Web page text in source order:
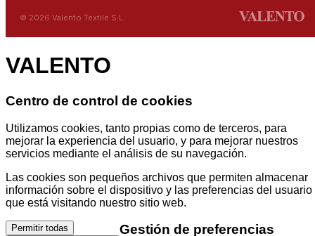
© 2026 Valento Textile S.L.
VALENTO
Centro de control de cookies
Utilizamos cookies, tanto propias como de terceros, para
mejorar la experiencia del usuario, y para mejorar nuestros
servicios mediante el análisis de su navegación.
Las cookies son pequeños archivos que permiten almacenar
información sobre el dispositivo y las preferencias del usuario
que está visitando nuestro sitio web.
Permitir todas
Gestión de preferencias